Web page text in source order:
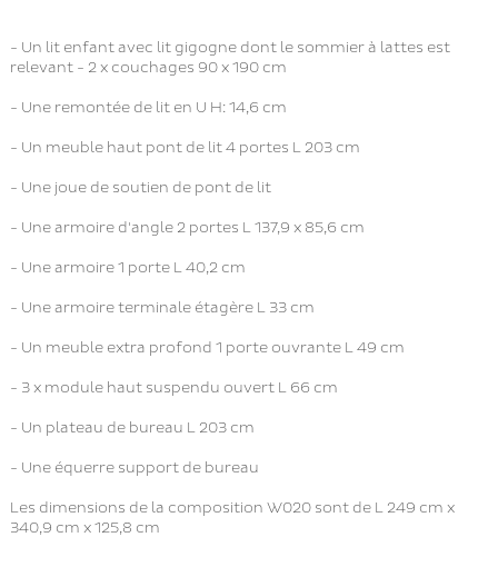
- Un lit enfant avec lit gigogne dont le sommier à lattes est
relevant - 2 x couchages 90 x 190 cm
- Une remontée de lit en U H: 14,6 cm
- Un meuble haut pont de lit 4 portes L 203 cm
- Une joue de soutien de pont de lit
- Une armoire d'angle 2 portes L 137,9 x 85,6 cm
- Une armoire 1 porte L 40,2 cm
- Une armoire terminale étagère L 33 cm
- Un meuble extra profond 1 porte ouvrante L 49 cm
- 3 x module haut suspendu ouvert L 66 cm
- Un plateau de bureau L 203 cm
- Une équerre support de bureau
Les dimensions de la composition W020 sont de L 249 cm x
340,9 cm x 125,8 cm